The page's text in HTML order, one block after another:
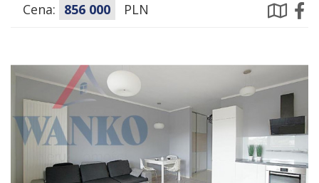
Cena: 856 000 PLN